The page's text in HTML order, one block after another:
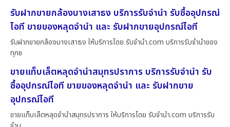
รับฝากขายกล้องบางเสาธง บริการรับจำนำ รับซื้ออุปกรณ์
ไอที ขายของหลุดจำนำ และ รับฝากขายอุปกรณ์ไอที
รับฝากขายกล้องบางเสาธง ให้บริการโดย รับจํานํา.com บริการรับจำนำของ
ทุกช
ขายแท็บเล็ตหลุดจำนำสมุทรปราการ บริการรับจำนำ รับ
ซื้ออุปกรณ์ไอที ขายของหลุดจำนำ และ รับฝากขาย
อุปกรณ์ไอที
ขายแท็บเล็ตหลุดจำนำสมุทรปราการ ให้บริการโดย รับจํานํา.com บริการรับ